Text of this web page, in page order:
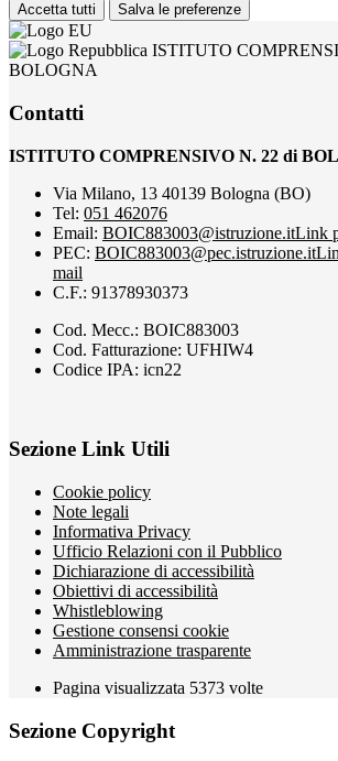
Accetta tutti Salva le preferenze
ISTITUTO
BOLOGNA
Contatti
ISTITUTO COMPRENSIVO N. 22 di
Via Milano, 13 40139 Bologna (BO)
Tel: 051 462076
Email: BOIC883003@istruzione.itLink
PEC: BOIC883003@pec.istruzione.it
mail
C.F.: 91378930373
Cod. Mecc.: BOIC883003
Cod. Fatturazione: UFHIW4
Codice IPA: icn22
Sezione Link Utili
Cookie policy
Note legali
Informativa Privacy
Ufficio Relazioni con il Pubblico
Dichiarazione di accessibilità
Obiettivi di accessibilità
Whistleblowing
Gestione consensi cookie
Amministrazione trasparente
Pagina visualizzata 5373 volte
Sezione Copyright